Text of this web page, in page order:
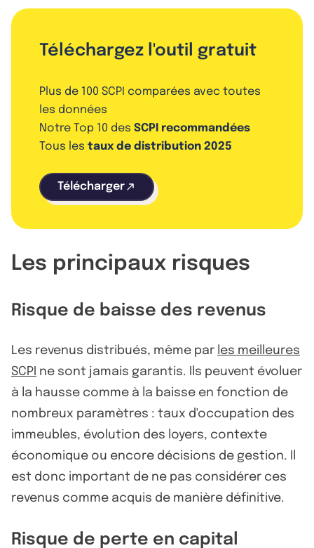
Téléchargez l'outil gratuit
Plus de 100 SCPI comparées avec toutes
les données
Notre Top 10 des SCPI recommandées
Tous les taux de distribution 2025
Télécharger
Les principaux risques
Risque de baisse des revenus
Les revenus distribués, même par les meilleures
SCPI ne sont jamais garantis. Ils peuvent évoluer
à la hausse comme à la baisse en fonction de
nombreux paramètres : taux d'occupation des
immeubles, évolution des loyers, contexte
économique ou encore décisions de gestion. Il
est donc important de ne pas considérer ces
revenus comme acquis de manière définitive.
Risque de perte en capital